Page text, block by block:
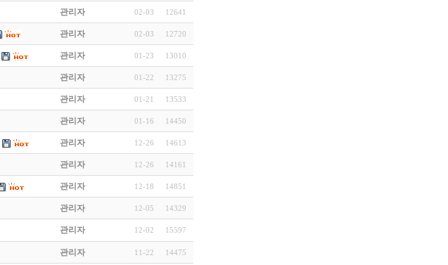
관리자 02-03 12641
관리자 02-03 12720
관리자 01-23 13010
관리자 01-22 13275
관리자 01-21 13533
관리자 01-16 14450
관리자 12-26 14613
관리자 12-26 14161
관리자 12-18 14851
관리자 12-05 14329
관리자 12-02 15597
관리자 11-22 14475